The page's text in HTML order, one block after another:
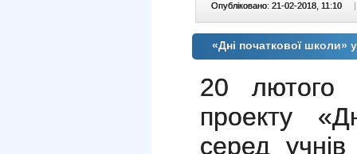
Опубліковано: 21-02-2018, 11:10 |
«Дні початкової
20 лютого
проекту
серед